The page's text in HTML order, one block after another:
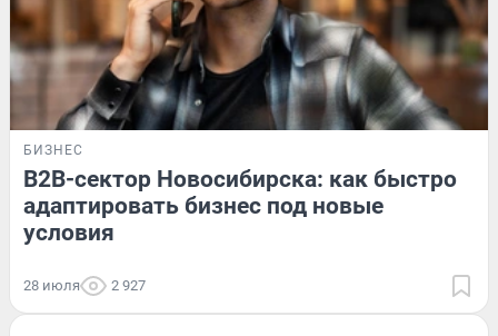
БИЗНЕС
B2B-сектор Новосибирска: как быстро
адаптировать бизнес под новые
условия
28 июля 2 927